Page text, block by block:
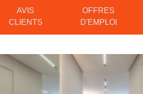
AVIS
CLIENTS
OFFRES
D'EMPLOI